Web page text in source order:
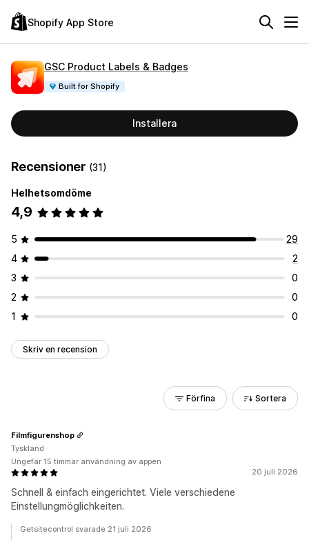
Shopify App Store
GSC Product Labels & Badges
Built for Shopify
Installera
Recensioner (31)
Helhetsomdöme
4,9
5
29
4
2
3
0
2
0
1
0
Skriv en recension
Förfina Sortera
20 juli 2026
Schnell & einfach eingerichtet. Viele verschiedene
Einstellungmöglichkeiten.
Filmfigurenshop
Tyskland
Ungefär 15 timmar användning av appen
Getsitecontrol svarade 21 juli 2026